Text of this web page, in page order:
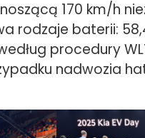
170 km/h
rodzaje baterii:
procedury
nadwozia